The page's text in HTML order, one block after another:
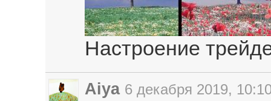
Настроение
Aiya 6 декабря 2019,